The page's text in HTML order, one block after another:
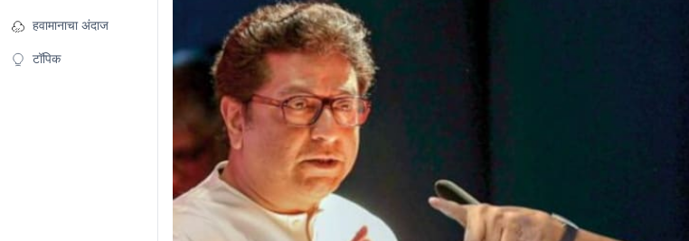
हवामानाचा अंदाज
टॉपिक